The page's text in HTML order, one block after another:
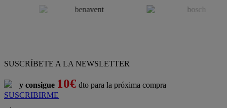
SUSCRÍBETE A LA NEWSLETTER
y consigue 10€ dto para la próxima compra
SUSCRIBIRME